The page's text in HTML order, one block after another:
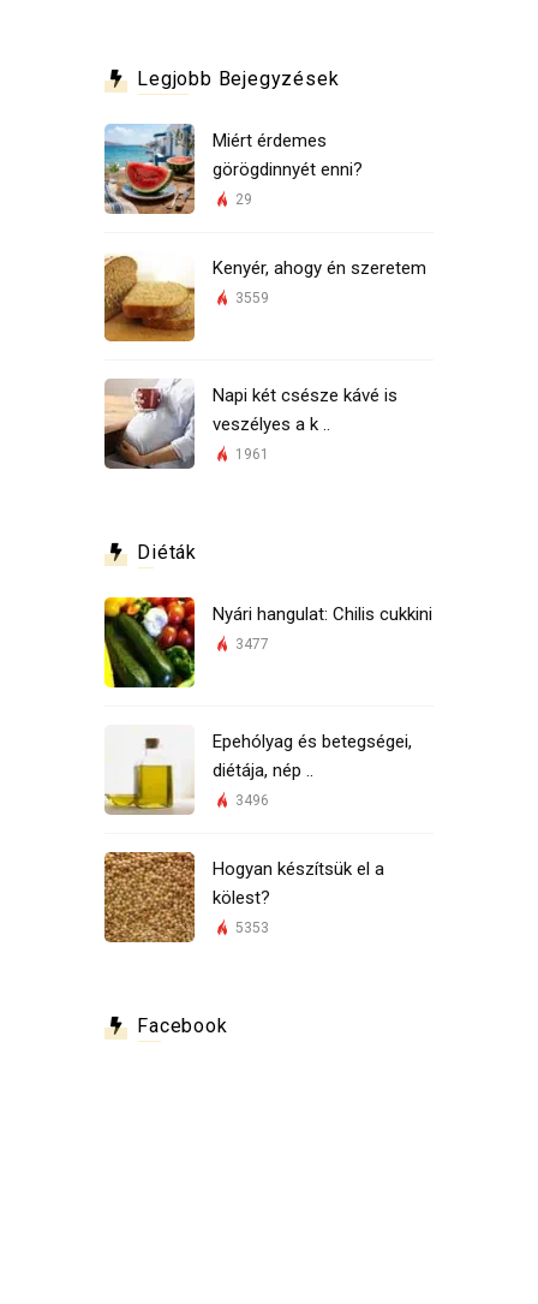
Legjobb Bejegyzések
Miért érdemes
görögdinnyét enni?
29
Kenyér, ahogy én szeretem
3559
Napi két csésze kávé is
veszélyes a k ..
1961
Diéták
Nyári hangulat: Chilis cukkini
3477
Epehólyag és betegségei,
diétája, nép ..
3496
Hogyan készítsük el a
kölest?
5353
Facebook